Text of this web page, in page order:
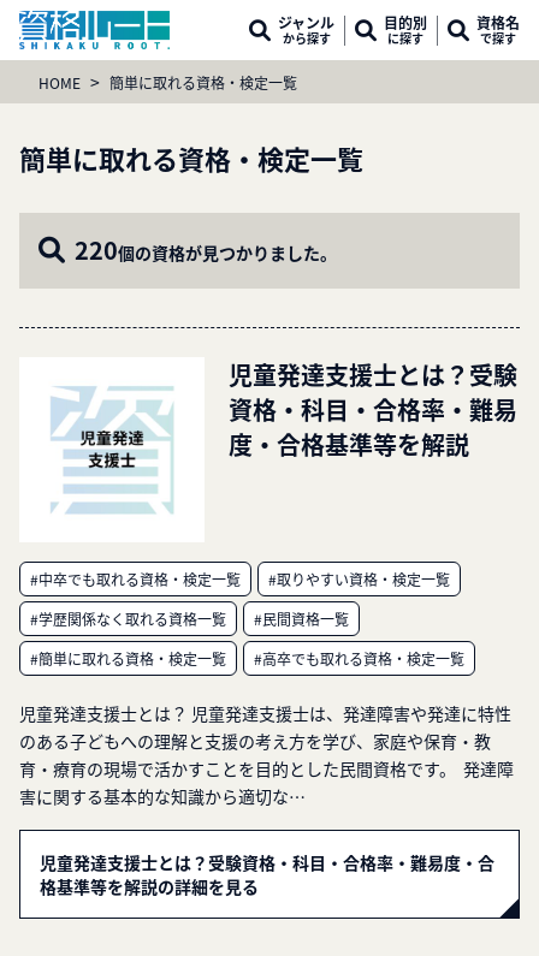
ジャンル
から探す
目的別
に探す
資格名
で探す
HOME > 簡単に取れる資格・検定一覧
簡単に取れる資格・検定一覧
220個の資格が見つかりました。
児童発達支援士とは？受験
資格・科目・合格率・難易
度・合格基準等を解説
#中卒でも取れる資格・検定一覧
#取りやすい資格・検定一覧
#学歴関係なく取れる資格一覧
#民間資格一覧
#簡単に取れる資格・検定一覧
#高卒でも取れる資格・検定一覧
児童発達支援士とは？ 児童発達支援士は、発達障害や発達に特性
のある子どもへの理解と支援の考え方を学び、家庭や保育・教
育・療育の現場で活かすことを目的とした民間資格です。 発達障
害に関する基本的な知識から適切な…
児童発達支援士とは？受験資格・科目・合格率・難易度・合
格基準等を解説の詳細を見る